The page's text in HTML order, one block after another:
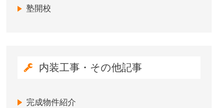
塾開校
内装工事・その他記事
完成物件紹介